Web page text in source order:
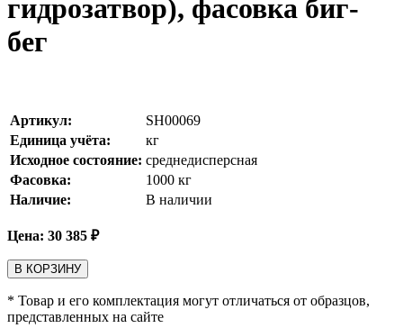
гидрозатвор), фасовка биг-
бег
Артикул:
SH00069
Единица учёта:
кг
Исходное состояние: среднедисперсная
Фасовка:
1000 кг
Наличие:
В наличии
Цена: 30 385 ₽
В КОРЗИНУ
* Товар и его комплектация могут отличаться от образцов,
представленных на сайте